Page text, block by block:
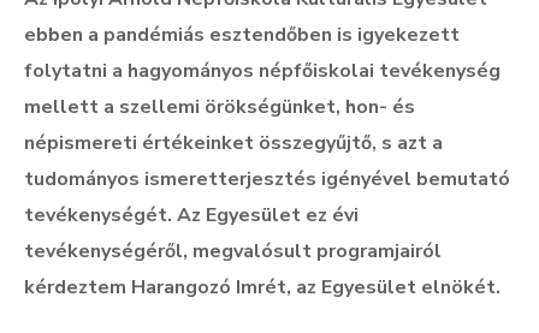
ebben a pandémiás esztendőben is igyekezett
folytatni a hagyományos népfőiskolai tevékenység
mellett a szellemi örökségünket, hon- és
népismereti értékeinket összegyűjtő, s azt a
tudományos ismeretterjesztés igényével bemutató
tevékenységét. Az Egyesület ez évi
tevékenységéről, megvalósult programjairól
kérdeztem Harangozó Imrét, az Egyesület elnökét.